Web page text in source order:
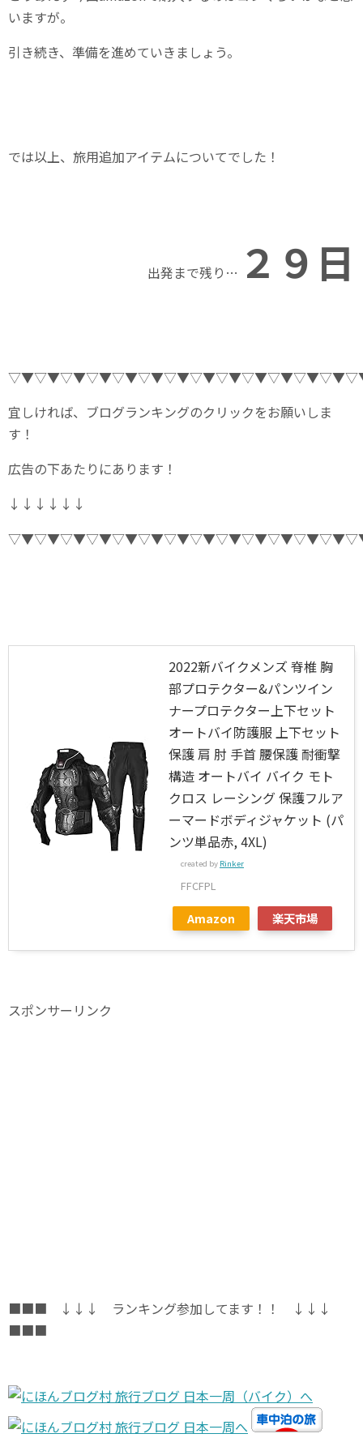
いますが。
引き続き、準備を進めていきましょう。
では以上、旅用追加アイテムについてでした！
出発まで残り… ２９ 日
宜しければ、ブログランキングのクリックをお願いしま
す！
広告の下あたりにあります！
↓↓↓↓↓↓
2022新バイクメンズ 脊椎 胸
部プロテクター&パンツイン
ナープロテクター上下セット
オートバイ防護服 上下セット
保護 肩 肘 手首 腰保護 耐衝撃
構造 オートバイ バイク モト
クロス レーシング 保護フルア
ーマードボディジャケット (パ
ンツ単品赤, 4XL)
created by Rinker
FFCFPL
Amazon 楽天市場
スポンサーリンク
■■■ ↓↓↓ ランキング参加してます！！ ↓↓↓
■■■